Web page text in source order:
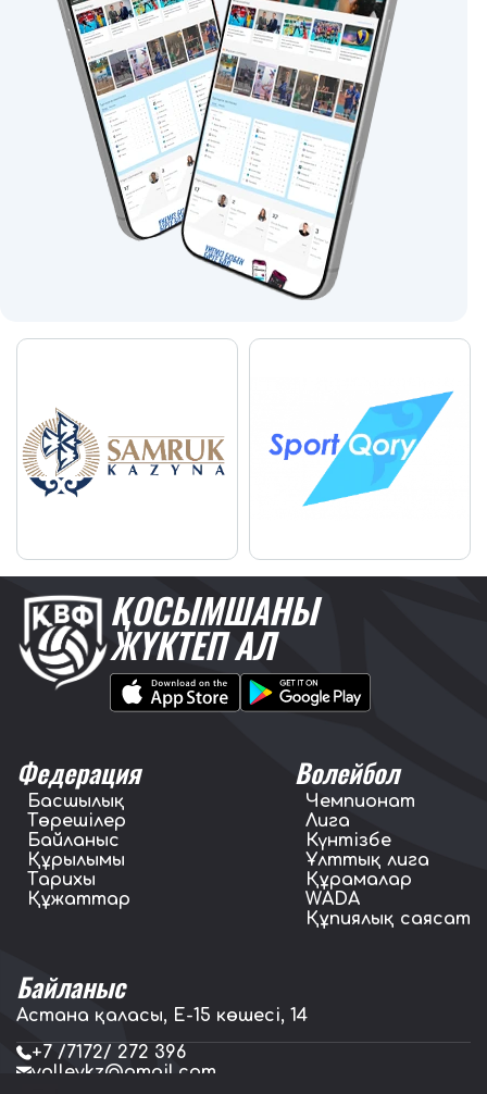
ҚОСЫМШАНЫ
ЖҮКТЕП АЛ
Федерация
Басшылық
Төрешілер
Байланыс
Құрылымы
Тарихы
Құжаттар
Волейбол
Чемпионат
Лига
Күнтізбе
Ұлттық лига
Құрамалар
WADA
Құпиялық саясат
Байланыс
Астана қаласы, E-15 көшесі, 14
+7 /7172/ 272 396
volleykz@gmail.com